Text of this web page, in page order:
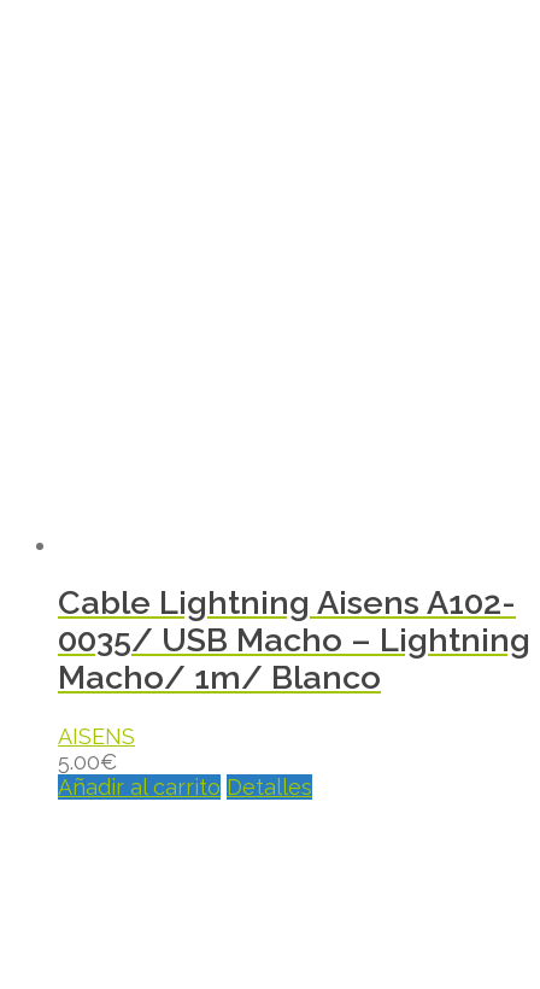
Cable Lightning Aisens A102-
0035/ USB Macho – Lightning
Macho/ 1m/ Blanco
AISENS
5.00€
Añadir al carrito Detalles